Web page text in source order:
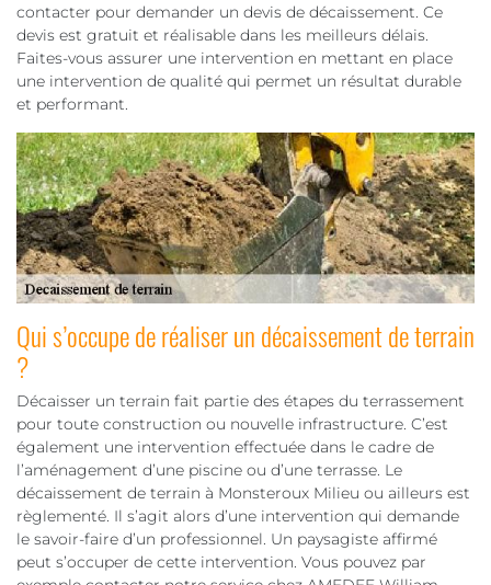
contacter pour demander un devis de décaissement. Ce
devis est gratuit et réalisable dans les meilleurs délais.
Faites-vous assurer une intervention en mettant en place
une intervention de qualité qui permet un résultat durable
et performant.
Qui s’occupe de réaliser un décaissement de terrain
?
Décaisser un terrain fait partie des étapes du terrassement
pour toute construction ou nouvelle infrastructure. C’est
également une intervention effectuée dans le cadre de
l’aménagement d’une piscine ou d’une terrasse. Le
décaissement de terrain à Monsteroux Milieu ou ailleurs est
règlementé. Il s’agit alors d’une intervention qui demande
le savoir-faire d’un professionnel. Un paysagiste affirmé
peut s’occuper de cette intervention. Vous pouvez par